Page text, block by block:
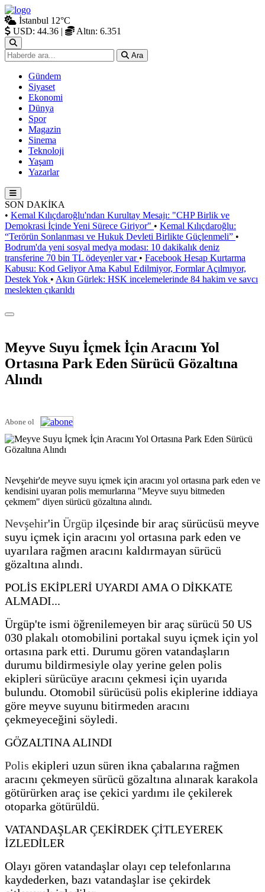
İstanbul 12°C
USD: 44.36 | Altın: 6.351
Ara
Gündem
Siyaset
Ekonomi
Dünya
Spor
Magazin
Sinema
Teknoloji
Yaşam
Yazarlar
SON DAKİKA
• Kemal Kılıçdaroğlu'ndan Kurultay Mesajı: "CHP Birlik ve
Demokrasi İçinde Yeni Sürece Giriyor" • Kemal Kılıçdaroğlu:
“Terörün Sonlanması ve Hukuk Devleti Birlikte Güçlenmeli” •
Bodrum'da yeni sosyal medya modası: 10 dakikalık deniz
transferine 70 bin TL ödeyenler var • Facebook Hesap Kurtarma
Kabusu: Kod Geliyor Ama Kabul Edilmiyor, Formlar Açılmıyor,
Destek Yok • Akın Gürlek: HSK incelemelerinde 84 hakim ve savcı
meslekten çıkarıldı
Meyve Suyu İçmek İçin Aracını Yol
Ortasına Park Eden Sürücü Gözaltına
Alındı
Abone ol
Nevşehir'de meyve suyu içmek için aracını yol ortasına park eden ve
kendisini uyaran polis memurlarına "Meyve suyu bitmeden
çekmem" diyen sürücü gözaltına alındı.
Nevşehir'in Ürgüp ilçesinde bir araç sürücüsü meyve
suyu içmek için aracını yol ortasına park eden ve
uyarılara rağmen aracını kaldırmayan sürücü
gözaltına alındı.
POLİS EKİPLERİ UYARDI AMA O DİKKATE
ALMADI...
Ürgüp'te ismi öğrenilemeyen bir araç sürücü 50 US
030 plakalı otomobilini portakal suyu içmek için yol
ortasına park etti. Durumu gören vatandaşların
durumu bildirmesiyle olay yerine gelen polis
ekipleri sürücüye aracını çekmesi için uyarıda
bulundu. Otomobil sürücüsü polis ekiplerine iddiaya
göre meyve suyunu bitirmeden aracını
çekmeyeceğini söyledi.
GÖZALTINA ALINDI
Polis ekipleri uzun süren ikna çabalarına rağmen
aracını çekmeyen sürücü gözaltına alınarak karakola
götürürken araç ise çekici yardımı ile çekilerek
otoparka götürüldü.
VATANDAŞLAR ÇEKİRDEK ÇİTLEYEREK
İZLEDİLER
Olayı gören vatandaşlar olayı cep telefonlarına
kaydederken, bazı vatandaşlar ise çekirdek